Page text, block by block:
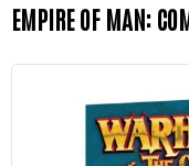
EMPIRE OF MAN: